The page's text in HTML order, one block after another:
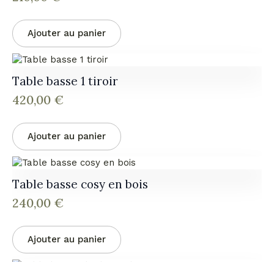
Ajouter au panier
Table basse 1 tiroir
420,00 €
Ajouter au panier
Table basse cosy en bois
240,00 €
Ajouter au panier